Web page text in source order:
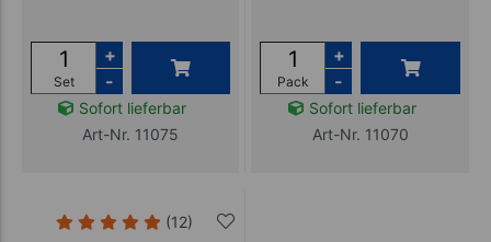
Set
+
-
Sofort lieferbar
Art-Nr. 11075
Pack
+
-
Sofort lieferbar
Art-Nr. 11070
(12)